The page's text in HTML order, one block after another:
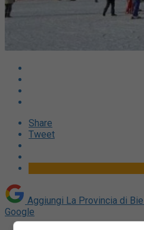
Share
Tweet
Aggiungi La Provincia di
Google